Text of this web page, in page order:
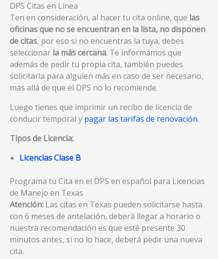
DPS Citas en Línea
Ten en consideración, al hacer tu cita online, que las
oficinas que no se encuentran en la lista, no disponen
de citas, por eso si no encuentras la tuya, debes
seleccionar la más cercana. Te informamos que
además de pedir tu propia cita, también puedes
solicitarla para alguien más en caso de ser necesario,
más allá de que el DPS no lo recomiende.
Luego tienes que imprimir un recibo de licencia de
conducir temporal y pagar las tarifas de renovación.
Tipos de Licencia:
Licencias Clase B
Programa tu Cita en el DPS en español para Licencias
de Manejo en Texas
Atención: Las citas en Texas pueden solicitarse hasta
con 6 meses de antelación, deberá llegar a horario o
nuestra recomendación es que esté presente 30
minutos antes, si no lo hace, deberá pedir una nueva
cita.